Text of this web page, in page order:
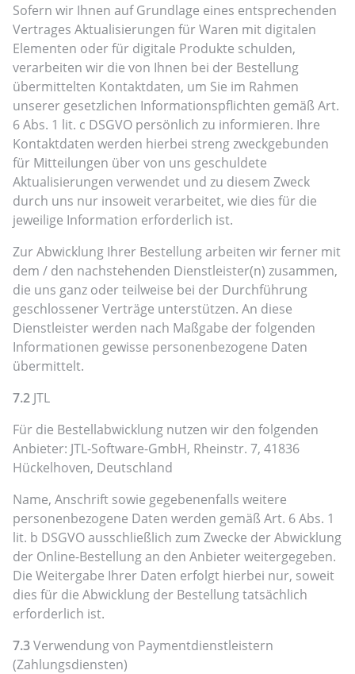
Sofern wir Ihnen auf Grundlage eines entsprechenden
Vertrages Aktualisierungen für Waren mit digitalen
Elementen oder für digitale Produkte schulden,
verarbeiten wir die von Ihnen bei der Bestellung
übermittelten Kontaktdaten, um Sie im Rahmen
unserer gesetzlichen Informationspflichten gemäß Art.
6 Abs. 1 lit. c DSGVO persönlich zu informieren. Ihre
Kontaktdaten werden hierbei streng zweckgebunden
für Mitteilungen über von uns geschuldete
Aktualisierungen verwendet und zu diesem Zweck
durch uns nur insoweit verarbeitet, wie dies für die
jeweilige Information erforderlich ist.
Zur Abwicklung Ihrer Bestellung arbeiten wir ferner mit
dem / den nachstehenden Dienstleister(n) zusammen,
die uns ganz oder teilweise bei der Durchführung
geschlossener Verträge unterstützen. An diese
Dienstleister werden nach Maßgabe der folgenden
Informationen gewisse personenbezogene Daten
übermittelt.
7.2 JTL
Für die Bestellabwicklung nutzen wir den folgenden
Anbieter: JTL-Software-GmbH, Rheinstr. 7, 41836
Hückelhoven, Deutschland
Name, Anschrift sowie gegebenenfalls weitere
personenbezogene Daten werden gemäß Art. 6 Abs. 1
lit. b DSGVO ausschließlich zum Zwecke der Abwicklung
der Online-Bestellung an den Anbieter weitergegeben.
Die Weitergabe Ihrer Daten erfolgt hierbei nur, soweit
dies für die Abwicklung der Bestellung tatsächlich
erforderlich ist.
7.3Verwendung von Paymentdienstleistern
(Zahlungsdiensten)